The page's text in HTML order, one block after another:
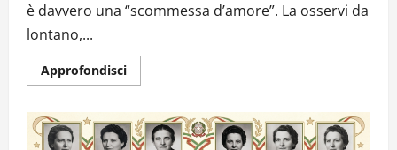
è davvero una “scommessa d’amore”. La osservi da
lontano,...
Approfondisci